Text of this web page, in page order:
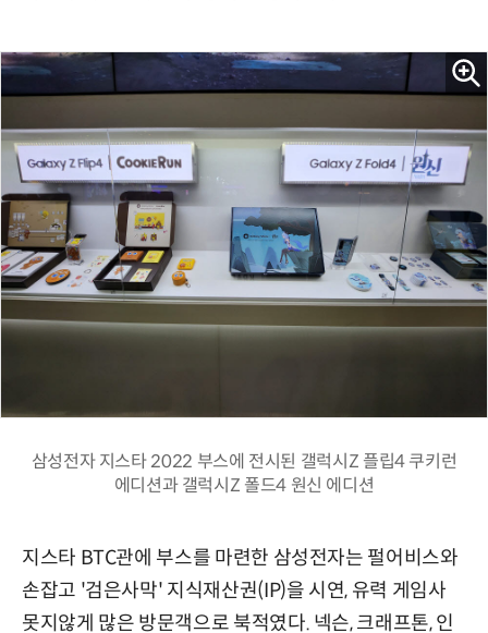
삼성전자 지스타 2022 부스에 전시된 갤럭시Z 플립4 쿠키런
에디션과 갤럭시Z 폴드4 원신 에디션
지스타 BTC관에 부스를 마련한 삼성전자는 펄어비스와
손잡고 '검은사막' 지식재산권(IP)을 시연, 유력 게임사
못지않게 많은 방문객으로 북적였다. 넥슨, 크래프톤, 인